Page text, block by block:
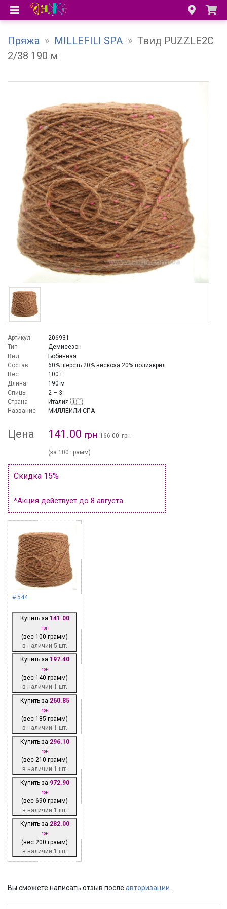
Пряжа » MILLEFILI SPA » Твид PUZZLE2C
2/38 190 м
Артикул
206931
Тип
Демисезон
Вид
Бобинная
Состав
60% шерсть 20% вискоза 20% полиакрил
Вес
100 г
Длина
190 м
Спицы
2 – 3
Страна
Италия 🇮🇹
Название
МИЛЛЕИЛИ СПА
Цена 141.00 грн 166.00 грн
(за 100 грамм)
Скидка 15%
*Акция действует до 8 августа
# 544
Купить за 141.00
грн
(вес 100 грамм)
в наличии 5 шт.
Купить за 197.40
грн
(вес 140 грамм)
в наличии 1 шт.
Купить за 260.85
грн
(вес 185 грамм)
в наличии 1 шт.
Купить за 296.10
грн
(вес 210 грамм)
в наличии 1 шт.
Купить за 972.90
грн
(вес 690 грамм)
в наличии 1 шт.
Купить за 282.00
грн
(вес 200 грамм)
в наличии 1 шт.
Вы сможете написать отзыв после авторизации